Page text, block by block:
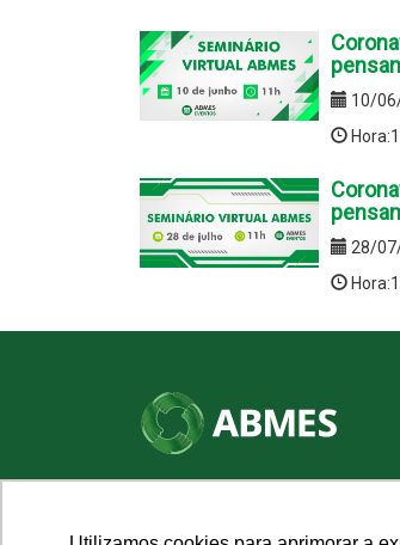
10/
28/
CEP: 70.701-060 - Asa Norte,